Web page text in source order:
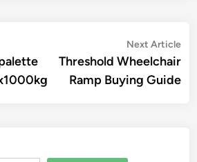
Next Article
Threshold Wheelchair
Ramp Buying Guide